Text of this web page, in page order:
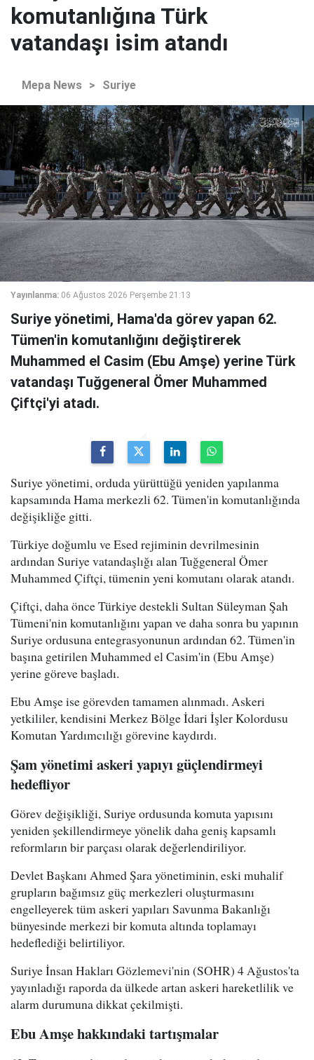
komutanlığına Türk
vatandaşı isim atandı
Mepa News > Suriye
Yayınlanma: 06 Ağustos 2026 Perşembe 21:13
Suriye yönetimi, Hama'da görev yapan 62.
Tümen'in komutanlığını değiştirerek
Muhammed el Casim (Ebu Amşe) yerine Türk
vatandaşı Tuğgeneral Ömer Muhammed
Çiftçi'yi atadı.
Suriye yönetimi, orduda yürüttüğü yeniden yapılanma
kapsamında Hama merkezli 62. Tümen'in komutanlığında
değişikliğe gitti.
Türkiye doğumlu ve Esed rejiminin devrilmesinin
ardından Suriye vatandaşlığı alan Tuğgeneral Ömer
Muhammed Çiftçi, tümenin yeni komutanı olarak atandı.
Çiftçi, daha önce Türkiye destekli Sultan Süleyman Şah
Tümeni'nin komutanlığını yapan ve daha sonra bu yapının
Suriye ordusuna entegrasyonunun ardından 62. Tümen'in
başına getirilen Muhammed el Casim'in (Ebu Amşe)
yerine göreve başladı.
Ebu Amşe ise görevden tamamen alınmadı. Askeri
yetkililer, kendisini Merkez Bölge İdari İşler Kolordusu
Komutan Yardımcılığı görevine kaydırdı.
Şam yönetimi askeri yapıyı güçlendirmeyi
hedefliyor
Görev değişikliği, Suriye ordusunda komuta yapısını
yeniden şekillendirmeye yönelik daha geniş kapsamlı
reformların bir parçası olarak değerlendiriliyor.
Devlet Başkanı Ahmed Şara yönetiminin, eski muhalif
grupların bağımsız güç merkezleri oluşturmasını
engelleyerek tüm askeri yapıları Savunma Bakanlığı
bünyesinde merkezi bir komuta altında toplamayı
hedeflediği belirtiliyor.
Suriye İnsan Hakları Gözlemevi'nin (SOHR) 4 Ağustos'ta
yayınladığı raporda da ülkede artan askeri hareketlilik ve
alarm durumuna dikkat çekilmişti.
Ebu Amşe hakkındaki tartışmalar